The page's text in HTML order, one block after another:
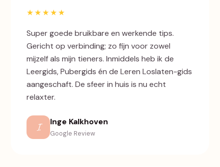
★★★★★
Super goede bruikbare en werkende tips.
Gericht op verbinding; zo fijn voor zowel
mijzelf als mijn tieners. Inmiddels heb ik de
Leergids, Pubergids én de Leren Loslaten-gids
aangeschaft. De sfeer in huis is nu echt
relaxter.
I Inge Kalkhoven
Google Review